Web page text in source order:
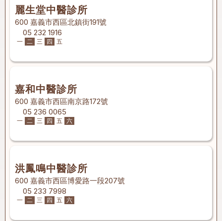
麗生堂中醫診所
600 嘉義市西區北鎮街191號
05 232 1916
一 二 三 四 五
嘉和中醫診所
600 嘉義市西區南京路172號
05 236 0065
一 二 三 四 五 六
洪鳳鳴中醫診所
600 嘉義市西區博愛路一段207號
05 233 7998
一 二 三 四 五 六